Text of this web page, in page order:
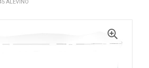
ALEVINO